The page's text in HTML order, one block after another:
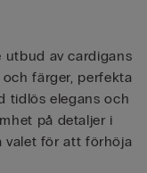
utbud av cardigans
färger, perfekta
tidlös elegans och
på detaljer i
valet för att förhöja